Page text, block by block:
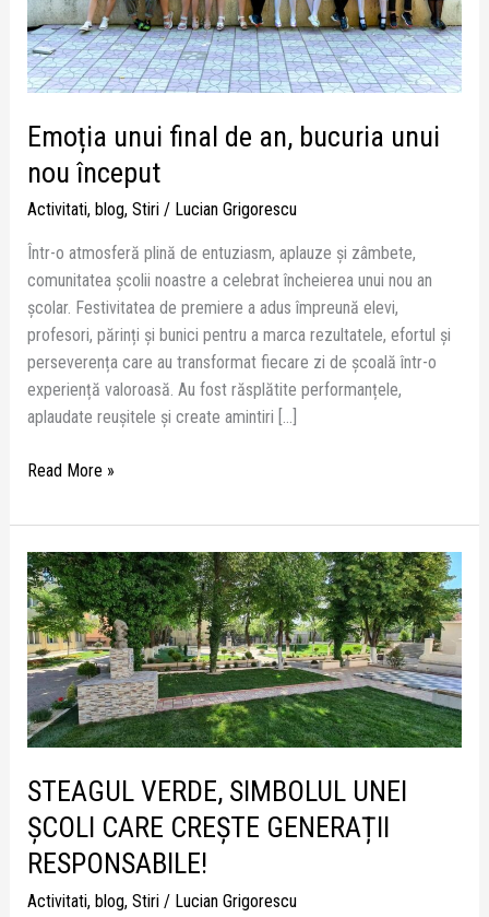
Emoția unui final de an, bucuria unui
nou început
Activitati, blog, Stiri/ Lucian Grigorescu
Într-o atmosferă plină de entuziasm, aplauze și zâmbete,
comunitatea școlii noastre a celebrat încheierea unui nou an
școlar. Festivitatea de premiere a adus împreună elevi,
profesori, părinți și bunici pentru a marca rezultatele, efortul și
perseverența care au transformat fiecare zi de școală într-o
experiență valoroasă. Au fost răsplătite performanțele,
aplaudate reușitele și create amintiri […]
nou
început
Read More »
STEAGUL VERDE, SIMBOLUL UNEI
ȘCOLI CARE CREȘTE GENERAȚII
RESPONSABILE!
Activitati, blog, Stiri/ Lucian Grigorescu
STEAGUL
VERDE,
SIMBOLUL
UNEI
ȘCOLI
CARE
CREȘTE
RESPONSABILE!